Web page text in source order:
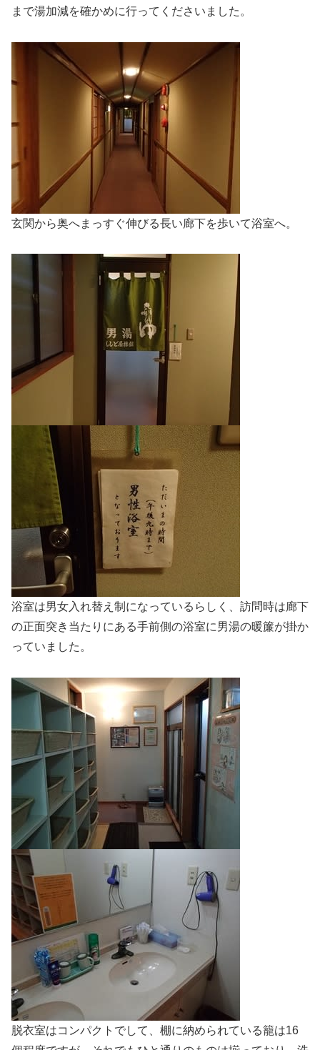
まで湯加減を確かめに行ってくださいました。
玄関から奥へまっすぐ伸びる長い廊下を歩いて浴室へ。
浴室は男女入れ替え制になっているらしく、訪問時は廊下
の正面突き当たりにある手前側の浴室に男湯の暖簾が掛か
っていました。
脱衣室はコンパクトでして、棚に納められている籠は16